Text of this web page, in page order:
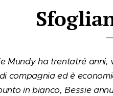
Mundy ha trentatré
compagnia ed è
in bianco, Bessie